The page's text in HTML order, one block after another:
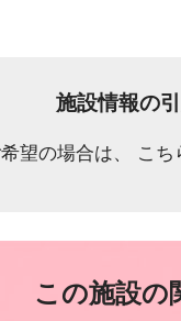
施設情報の
望の場合は、 こち
この施設の